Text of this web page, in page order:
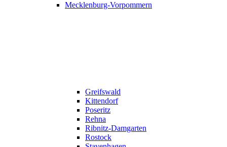
Mecklenburg-Vorpommern
Greifswald
Kittendorf
Poseritz
Rehna
Ribnitz-Damgarten
Rostock